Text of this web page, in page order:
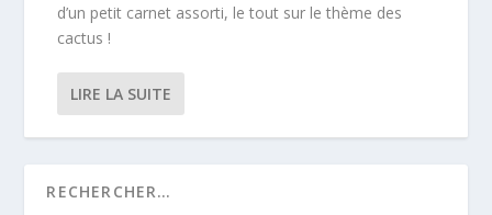
d’un petit carnet assorti, le tout sur le thème des
cactus !
LIRE LA SUITE